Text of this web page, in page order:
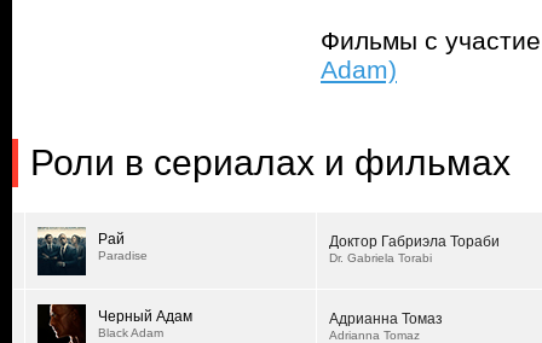
Фильмы с
Adam)
Роли в сериалах и фильмах
Рай
Paradise
Доктор Габриэла Тораби
Dr. Gabriela Torabi
Черный Адам
Black Adam
Адрианна Томаз
Adrianna Tomaz